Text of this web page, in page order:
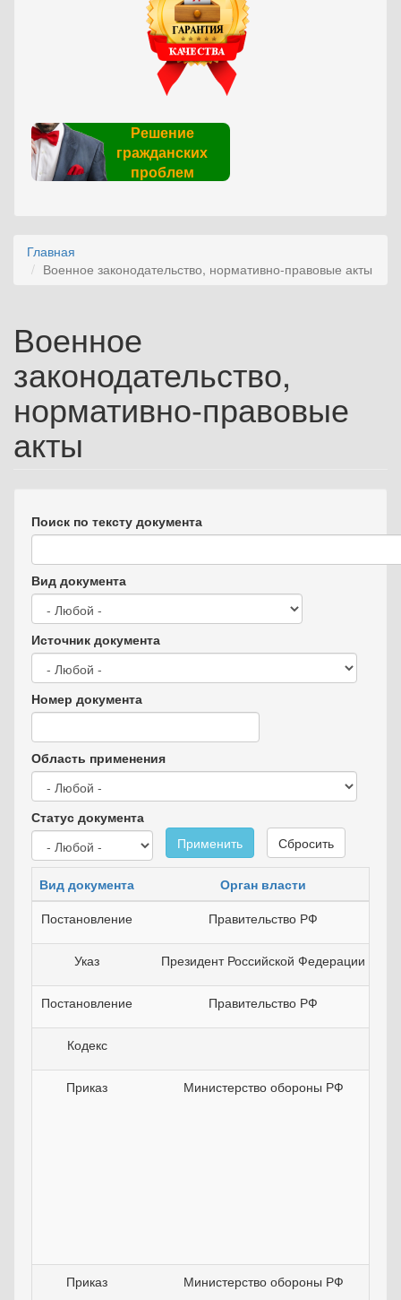
Решение
гражданских
проблем
Главная
Военное законодательство, нормативно-правовые акты
Военное
законодательство,
нормативно-правовые
акты
Поиск по тексту документа
Вид документа
Источник документа
Номер документа
Область применения
Статус документа
Применить
Сбросить
Вид документа Орган власти
Постановление
Правительство РФ
Указ Президент Российской Федерации
Постановление Правительство РФ
Кодекс
Приказ Министерство обороны РФ
Приказ Министерство обороны РФ